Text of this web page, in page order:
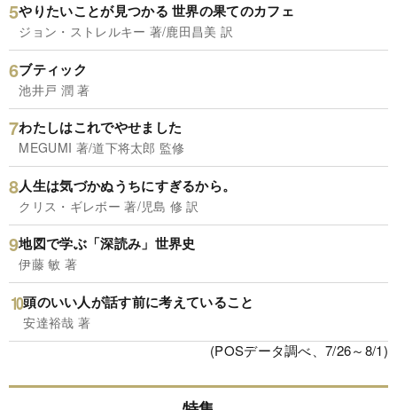
やりたいことが見つかる 世界の果てのカフェ
ジョン・ストレルキー 著/鹿田昌美 訳
ブティック
池井戸 潤 著
わたしはこれでやせました
MEGUMI 著/道下将太郎 監修
人生は気づかぬうちにすぎるから。
クリス・ギレボー 著/児島 修 訳
地図で学ぶ「深読み」世界史
伊藤 敏 著
頭のいい人が話す前に考えていること
安達裕哉 著
(POSデータ調べ、7/26～8/1)